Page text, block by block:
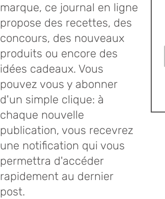
marque, ce journal en ligne
propose des recettes, des
concours, des nouveaux
produits ou encore des
idées cadeaux. Vous
pouvez vous y abonner
d'un simple clique: à
chaque nouvelle
publication, vous recevrez
une notification qui vous
permettra d'accéder
rapidement au dernier
post.